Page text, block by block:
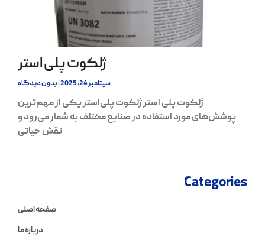
ژلکوت پلی استر
سپتامبر 24, 2025 بدون دیدگاه
ژلکوت پلی استر ژلکوت پلی‌استر یکی از مهم‌ترین
پوشش‌های مورد استفاده در صنایع مختلف به شمار می‌رود و
نقش حیاتی
Categories
صفحه اصلی
درباره ما